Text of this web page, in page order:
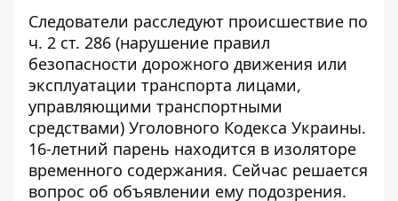
Следователи расследуют происшествие по
ч. 2 ст. 286 (нарушение правил
безопасности дорожного движения или
эксплуатации транспорта лицами,
управляющими транспортными
средствами) Уголовного Кодекса Украины.
16-летний парень находится в изоляторе
временного содержания. Сейчас решается
вопрос об объявлении ему подозрения.